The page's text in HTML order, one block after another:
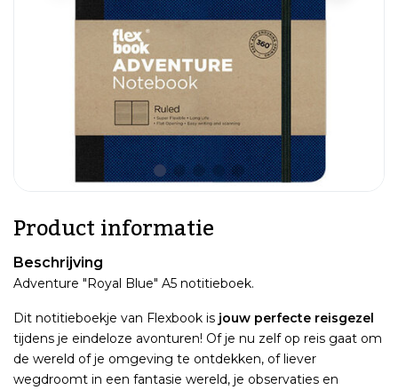
Product informatie
Beschrijving
Adventure "Royal Blue" A5 notitieboek.
Dit notitieboekje van Flexbook is jouw perfecte reisgezel
tijdens je eindeloze avonturen! Of je nu zelf op reis gaat om
de wereld of je omgeving te ontdekken, of liever
wegdroomt in een fantasie wereld, je observaties en